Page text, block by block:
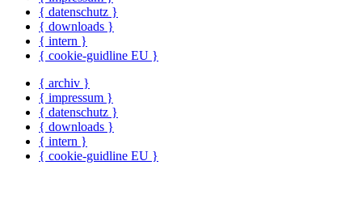
{ datenschutz }
{ downloads }
{ intern }
{ cookie-guidline EU }
{ archiv }
{ impressum }
{ datenschutz }
{ downloads }
{ intern }
{ cookie-guidline EU }